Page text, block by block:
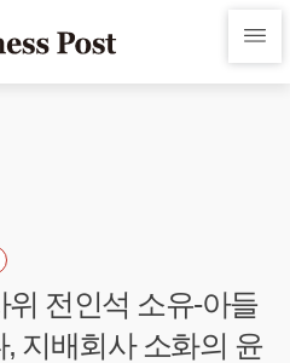
전인석 소유-아들
지배회사 소화의 윤